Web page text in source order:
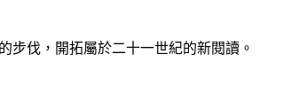
步伐，開拓屬於二十一世紀的新閱讀。